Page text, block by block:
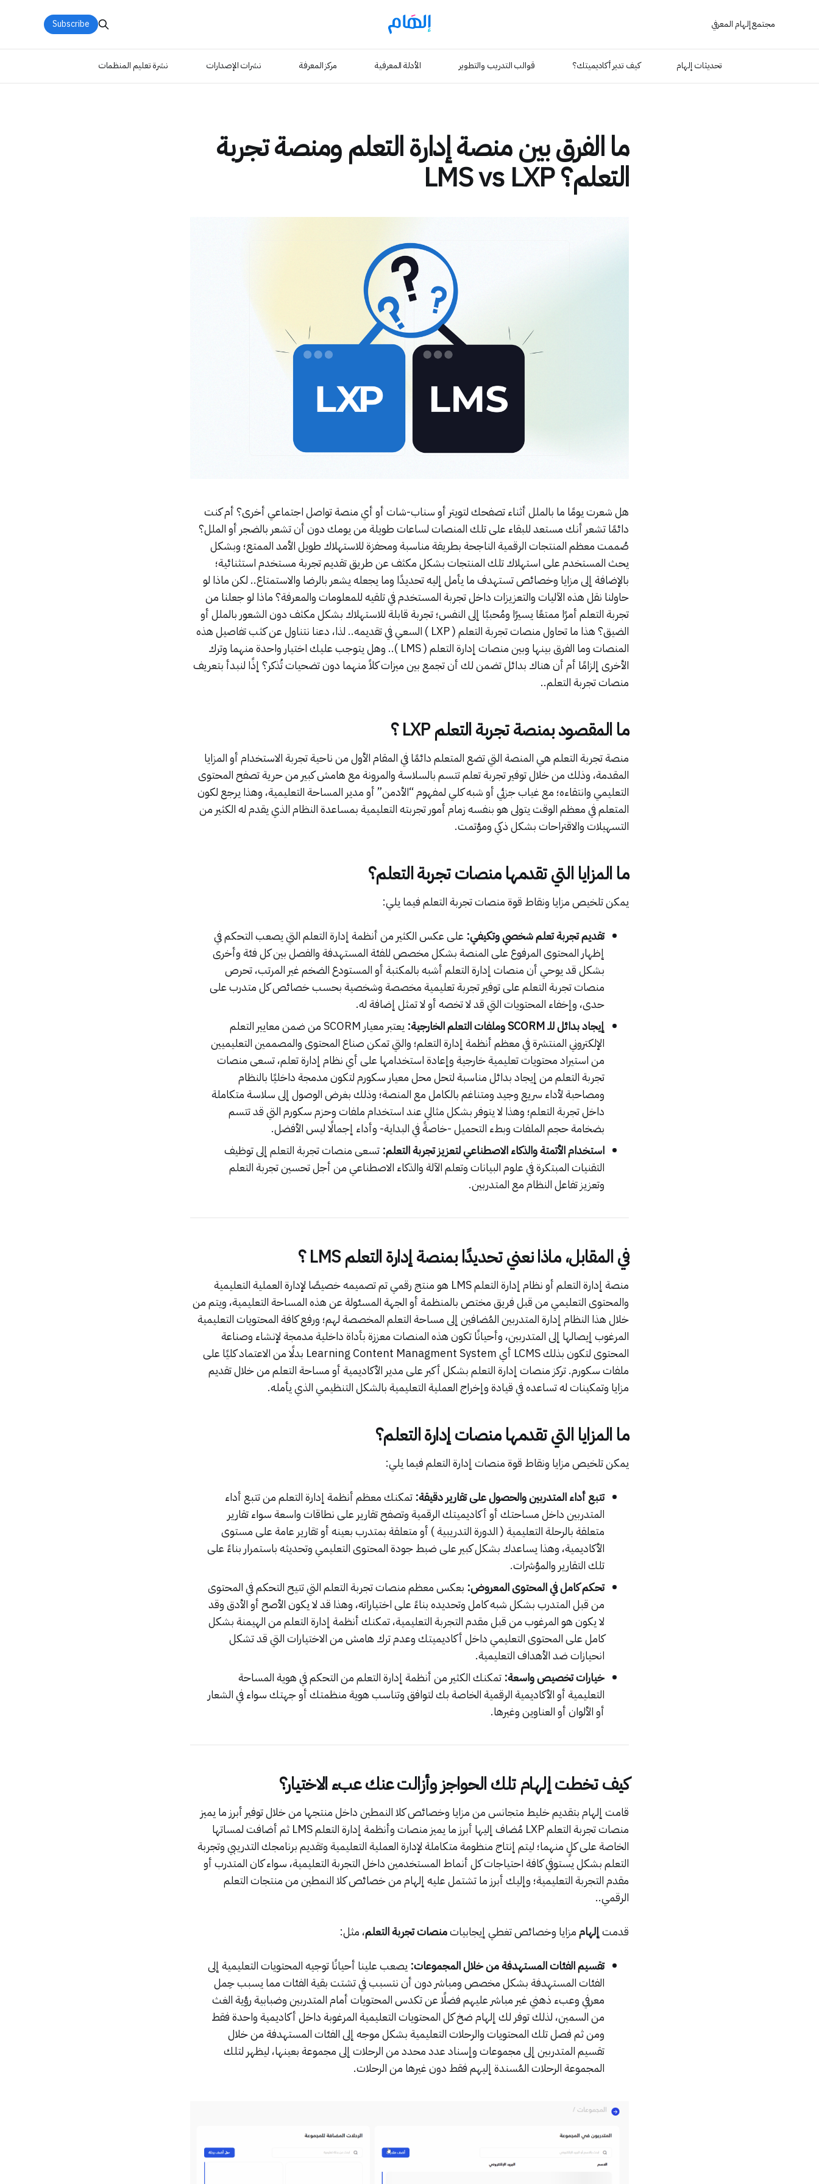
مجتمع إلهام المعرفي
تحديثات إلهام كيف تدير أكاديميتك؟ قوالب التدريب والتطوير الأدلة المعرفية مركز المعرفة نشرات الإصدارات نشرة تعليم المنظمات
Subscribe
ما الفرق بين منصة إدارة التعلم ومنصة تجربة
التعلم؟ LMS vs LXP
هل شعرت يومًا ما بالملل أثناء تصفحك لتويتر أو سناب-شات أو أي منصة تواصل اجتماعي أخرى؟ أم كنت
دائمًا تشعر أنك مستعد للبقاء على تلك المنصات لساعات طويلة من يومك دون أن تشعر بالضجر أو الملل؟
صُممت معظم المنتجات الرقمية الناجحة بطريقة مناسبة ومحفزة للاستهلاك طويل الأمد الممتع؛ وبشكل
يحث المستخدم على استهلاك تلك المنتجات بشكل مكثف عن طريق تقديم تجربة مستخدم استثنائية؛
بالإضافة إلى مزايا وخصائص تستهدف ما يأمل إليه تحديدًا وما يجعله يشعر بالرضا والاستمتاع.. لكن ماذا لو
حاولنا نقل هذه الآليات والتعزيزات داخل تجربة المستخدم في تلقيه للمعلومات والمعرفة؟ ماذا لو جعلنا من
تجربة التعلم أمرًا ممتعًا يسيرًا ومُحببًا إلى النفس؛ تجربة قابلة للاستهلاك بشكل مكثف دون الشعور بالملل أو
الضيق؟ هذا ما تحاول منصات تجربة التعلم ( LXP ) السعي في تقديمه.. لذا، دعنا نتناول عن كثب تفاصيل هذه
المنصات وما الفرق بينها وبين منصات إدارة التعلم ( LMS ).. وهل يتوجب عليك اختيار واحدة منهما وترك
الأخرى إلزامًا أم أن هناك بدائل تضمن لك أن تجمع بين ميزات كلاً منهما دون تضحيات تُذكر؟ إذًا لنبدأ بتعريف
منصات تجربة التعلم..
ما المقصود بمنصة تجربة التعلم LXP ؟
منصة تجربة التعلم هي المنصة التي تضع المتعلم دائمًا في المقام الأول من ناحية تجربة الاستخدام أو المزايا
المقدمة، وذلك من خلال توفير تجربة تعلم تتسم بالسلاسة والمرونة مع هامش كبير من حرية تصفح المحتوى
التعليمي وانتقاءه؛ مع غياب جزئي أو شبه كلي لمفهوم “الأدمن” أو مدير المساحة التعليمية، وهذا يرجع لكون
المتعلم في معظم الوقت يتولى هو بنفسه زمام أمور تجربته التعليمية بمساعدة النظام الذي يقدم له الكثير من
التسهيلات والاقتراحات بشكل ذكي ومؤتمت.
ما المزايا التي تقدمها منصات تجربة التعلم؟
يمكن تلخيص مزايا ونقاط قوة منصات تجربة التعلم فيما يلي:
تقديم تجربة تعلم شخصي وتكيفي: على عكس الكثير من أنظمة إدارة التعلم التي يصعب التحكم في
إظهار المحتوى المرفوع على المنصة بشكل مخصص للفئة المستهدفة والفصل بين كل فئة وأخرى
بشكل قد يوحي أن منصات إدارة التعلم أشبه بالمكتبة أو المستودع الضخم غير المرتب، تحرص
منصات تجربة التعلم على توفير تجربة تعليمية مخصصة وشخصية بحسب خصائص كل متدرب على
حدى، وإخفاء المحتويات التي قد لا تخصه أو لا تمثل إضافة له.
إيجاد بدائل للـ SCORM وملفات التعلم الخارجية:
يعتبر معيار SCORM من ضمن معايير التعلم
الإلكتروني المنتشرة في معظم أنظمة إدارة التعلم؛ والتي تمكن صناع المحتوى والمصممين التعليميين
من استيراد محتويات تعليمية خارجية وإعادة استخدامها على أي نظام إدارة تعلم، تسعى منصات
تجربة التعلم من إيجاد بدائل مناسبة لتحل محل معيار سكورم لتكون مدمجة داخليًا بالنظام
ومصاحبة لأداء سريع وجيد ومتناغم بالكامل مع المنصة؛ وذلك بغرض الوصول إلى سلاسة متكاملة
داخل تجربة التعلم؛ وهذا لا يتوفر بشكل مثالي عند استخدام ملفات وحزم سكورم التي قد تتسم
بضخامة حجم الملفات وبطء التحميل -خاصةً في البداية- وأداء إجمالًا ليس الأفضل.
استخدام الأتمتة والذكاء الاصطناعي لتعزيز تجربة التعلم: تسعى منصات تجربة التعلم إلى توظيف
التقنيات المبتكرة في علوم البيانات وتعلم الآلة والذكاء الاصطناعي من أجل تحسين تجربة التعلم
وتعزيز تفاعل النظام مع المتدربين.
في المقابل، ماذا نعني تحديدًا بمنصة إدارة التعلم LMS ؟
منصة إدارة التعلم أو نظام إدارة التعلم LMS هو منتج رقمي تم تصميمه خصيصًا لإدارة العملية التعليمية
والمحتوى التعليمي من قبل فريق مختص بالمنظمة أو الجهة المسئولة عن هذه المساحة التعليمية، ويتم من
خلال هذا النظام إدارة المتدربين المُضافين إلى مساحة التعلم المخصصة لهم؛ ورفع كافة المحتويات التعليمية
المرغوب إيصالها إلى المتدربين، وأحيانًا تكون هذه المنصات معززة بأداة داخلية مدمجة لإنشاء وصناعة
المحتوى لتكون بذلك LCMS أي Learning Content Managment System بدلًا من الاعتماد كليًا على
ملفات سكورم. تركز منصات إدارة التعلم بشكل أكبر على مدير الأكاديمية أو مساحة التعلم من خلال تقديم
مزايا وتمكينات له تساعده في قيادة وإخراج العملية التعليمية بالشكل التنظيمي الذي يأمله.
ما المزايا التي تقدمها منصات إدارة التعلم؟
يمكن تلخيص مزايا ونقاط قوة منصات إدارة التعلم فيما يلي:
تتبع أداء المتدربين والحصول على تقارير دقيقة: تمكنك معظم أنظمة إدارة التعلم من تتبع أداء
المتدربين داخل مساحتك أو أكاديميتك الرقمية وتصفح تقارير على نطاقات واسعة سواء تقارير
متعلقة بالرحلة التعليمية ( الدورة التدريبية ) أو متعلقة بمتدرب بعينه أو تقارير عامة على مستوى
الأكاديمية، وهذا يساعدك بشكل كبير على ضبط جودة المحتوى التعليمي وتحديثه باستمرار بناءً على
تلك التقارير والمؤشرات.
تحكم كامل في المحتوى المعروض: بعكس معظم منصات تجربة التعلم التي تتيح التحكم في المحتوى
من قبل المتدرب بشكل شبه كامل وتحديده بناءً على اختياراته، وهذا قد لا يكون الأصح أو الأدق وقد
لا يكون هو المرغوب من قبل مقدم التجربة التعليمية، تمكنك أنظمة إدارة التعلم من الهيمنة بشكل
كامل على المحتوى التعليمي داخل أكاديميتك وعدم ترك هامش من الاختيارات التي قد تشكل
انحيازات ضد الأهداف التعليمية.
خيارات تخصيص واسعة: تمكنك الكثير من أنظمة إدارة التعلم من التحكم في هوية المساحة
التعليمية أو الأكاديمية الرقمية الخاصة بك لتوافق وتناسب هوية منظمتك أو جهتك سواء في الشعار
أو الألوان أو العناوين وغيرها.
كيف تخطت إلهام تلك الحواجز وأزالت عنك عبء الاختيار؟
قامت إلهام بتقديم خليط متجانس من مزايا وخصائص كلا النمطين داخل منتجها من خلال توفير أبرز ما يميز
منصات تجربة التعلم LXP مُضاف إليها أبرز ما يميز منصات وأنظمة إدارة التعلم LMS ثم أضافت لمساتها
الخاصة على كلٍ منهما؛ ليتم إنتاج منظومة متكاملة لإدارة العملية التعليمية وتقديم برنامجك التدريبي وتجربة
التعلم بشكل يستوفي كافة احتياجات كل أنماط المستخدمين داخل التجربة التعليمية، سواء كان المتدرب أو
مقدم التجربة التعليمية؛ وإليك أبرز ما تشتمل عليه إلهام من خصائص كلا النمطين من منتجات التعلم
الرقمي..
قدمتإلهاممزايا وخصائص تغطي إيجابياتمنصات تجربة التعلم، مثل:
تقسيم الفئات المستهدفة من خلال المجموعات: يصعب علينا أحيانًا توجيه المحتويات التعليمية إلى
الفئات المستهدفة بشكل مخصص ومباشر دون أن نتسبب في تشتت بقية الفئات مما يسبب حِمل
معرفي وعبء ذهني غير مباشر عليهم فضلًا عن تكدس المحتويات أمام المتدربين وضبابية رؤية الغث
من السمين، لذلك توفر لك إلهام ضخ كل المحتويات التعليمية المرغوبة داخل أكاديمية واحدة فقط
ومن ثم فصل تلك المحتويات والرحلات التعليمية بشكل موجه إلى الفئات المستهدفة من خلال
تقسيم المتدربين إلى مجموعات وإسناد عدد محدد من الرحلات إلى مجموعة بعينها، ليظهر لتلك
المجموعة الرحلات المُسندة إليهم فقط دون غيرها من الرحلات.